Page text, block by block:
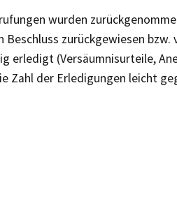
wurden
Beschluss zurückgewiesen
erledigt (Versäumnisurteile,
Zahl der Erledigungen leicht